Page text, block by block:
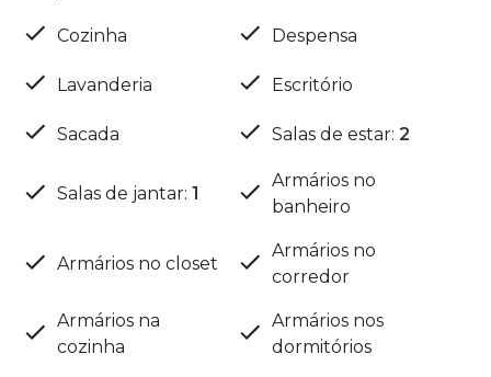
Cozinha Despensa
Lavanderia Escritório
Sacada Salas de estar: 2
Salas de jantar: 1
Armários no
banheiro
Armários no closet
Armários no
corredor
Armários na
cozinha
Armários nos
dormitórios